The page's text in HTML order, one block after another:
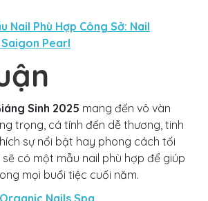
Nail Phù Hợp Công Sở: Nail
Pearl
Sinh 2025 mang đến vô vàn
trọng, cá tính đến dễ thương, tinh
sự nổi bật hay phong cách tối
có một mẫu nail phù hợp để giúp
mọi buổi tiệc cuối năm.
Nails Spa